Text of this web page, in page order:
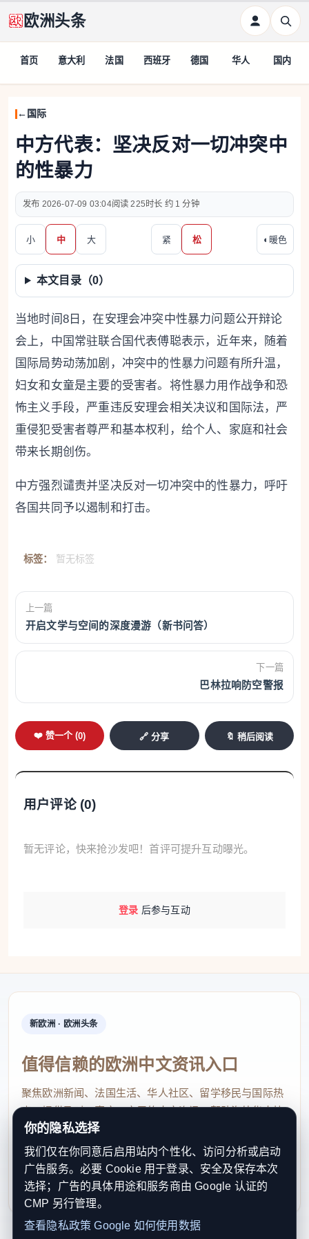
欧洲头条
首页 意大利 法国 西班牙 德国 华人 国内
国际
中方代表：坚决反对一切冲突中
的性暴力
2026-07-09 03:04 225 约 1 分钟
小 中 大 紧 松 ◐ 暖色
本文目录（0）
当地时间8日，在安理会冲突中性暴力问题公开辩论
会上，中国常驻联合国代表傅聪表示，近年来，随着
国际局势动荡加剧，冲突中的性暴力问题有所升温，
妇女和女童是主要的受害者。将性暴力用作战争和恐
怖主义手段，严重违反安理会相关决议和国际法，严
重侵犯受害者尊严和基本权利，给个人、家庭和社会
带来长期创伤。
中方强烈谴责并坚决反对一切冲突中的性暴力，呼吁
各国共同予以遏制和打击。
标签： 暂无标签
上一篇
开启文学与空间的深度漫游（新书问答）
下一篇
巴林拉响防空警报
❤️ 赞一个 (0) 🔗 分享 🔖 稍后阅读
用户评论 (0)
暂无评论，快来抢沙发吧！首评可提升互动曝光。
登录 后参与互动
新欧洲 · 欧洲头条
值得信赖的欧洲中文资讯入口
聚焦欧洲新闻、法国生活、华人社区、留学移民与国际热
点，提供及时、真实、实用的中文资讯，帮助海外华人快
速了解欧洲动态。
contact@xinouzhou.com
服务支持、版权与合作：工作日优先处理站务、投稿与权
利通知
你的隐私选择
我们仅在你同意后启用站内个性化、访问分析或启动
广告服务。必要 Cookie 用于登录、安全及保存本次
选择；广告的具体用途和服务商由 Google 认证的
CMP 另行管理。
查看隐私政策 Google 如何使用数据